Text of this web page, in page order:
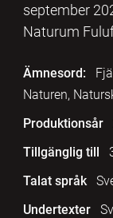
september
Naturum
Ämnesord:
Naturen,
Produktionsår
Tillgänglig till
Talat språk
Undertexter